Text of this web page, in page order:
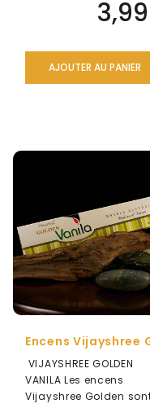
AJOUTER AU PANIER
VIJAYSHREE GOLDEN
VANILA Les encens
Vijayshree Golden